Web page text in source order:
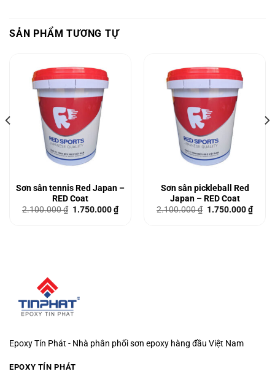
SẢN PHẨM TƯƠNG TỰ
Sơn sân tennis Red Japan –
RED Coat
2.100.000₫ Giá
1.750.000₫Giá
hiện
Sơn sân pickleball Red
Japan – RED Coat
2.100.000₫ Giá
1.750.000₫Giá
hiện
Epoxy Tín Phát - Nhà phân phối sơn epoxy hàng đầu Việt Nam
EPOXY TÍN PHÁT